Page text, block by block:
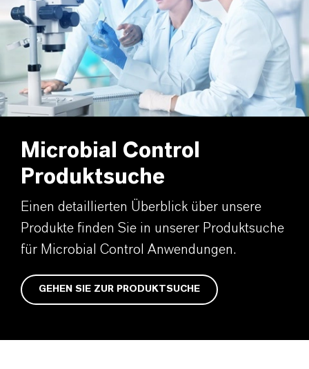
Microbial Control
Produktsuche
Einen detaillierten Überblick über unsere
Produkte finden Sie in unserer Produktsuche
für Microbial Control Anwendungen.
GEHEN SIE ZUR PRODUKTSUCHE